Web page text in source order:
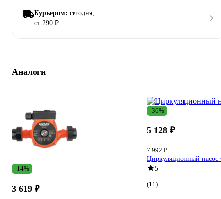
Курьером: сегодня,
от 290 ₽
Аналоги
-14%
3 619 ₽
-36%
5 128 ₽
7 992 ₽
Циркуляционный насос
5
(11)